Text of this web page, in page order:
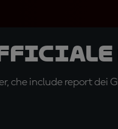
che include report dei